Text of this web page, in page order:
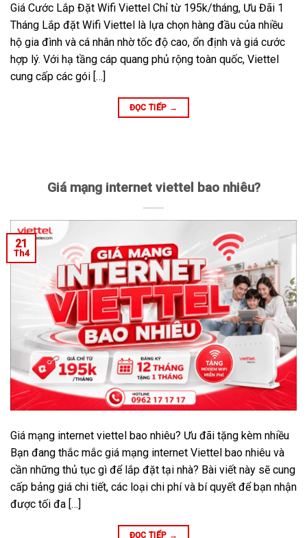
Giá Cước Lắp Đặt Wifi Viettel Chỉ từ 195k/tháng, Ưu Đãi 1
Tháng Lắp đặt Wifi Viettel là lựa chọn hàng đầu của nhiều
hộ gia đình và cá nhân nhờ tốc độ cao, ổn định và giá cước
hợp lý. Với hạ tầng cáp quang phủ rộng toàn quốc, Viettel
cung cấp các gói […]
ĐỌC TIẾP →
Giá mạng internet viettel bao nhiêu?
21
Th4
Giá mạng internet viettel bao nhiêu? Ưu đãi tặng kèm nhiều
Bạn đang thắc mắc giá mạng internet Viettel bao nhiêu và
cần những thủ tục gì để lắp đặt tại nhà? Bài viết này sẽ cung
cấp bảng giá chi tiết, các loại chi phí và bí quyết để bạn nhận
được tối đa […]
ĐỌC TIẾP →